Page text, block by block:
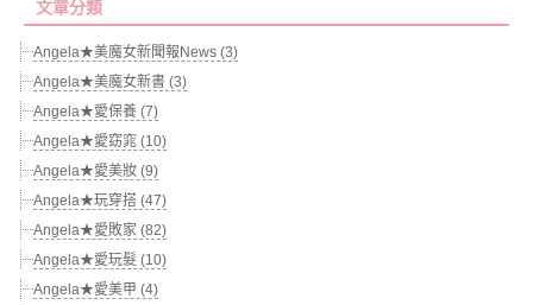
文章分類
Angela★美魔女新聞報News (3)
Angela★美魔女新書 (3)
Angela★愛保養 (7)
Angela★愛窈窕 (10)
Angela★愛美妝 (9)
Angela★玩穿搭 (47)
Angela★愛敗家 (82)
Angela★愛玩髮 (10)
Angela★愛美甲 (4)